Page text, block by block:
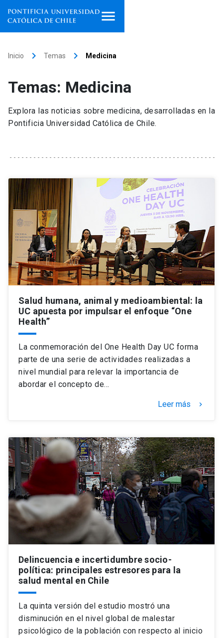
Facultades, escuelas e
institutos
Internacionalización launch
Extensión
Vinculación
Universidad
Información para keyboard_arrow_down
Futuros estudiantes
Estudiantes
Alumni launch
Go to english site launch
ACCESOS DIRECTOS
Admisión
Mi Cuenta UC launch
Correo UC launch
Donaciones launch
Inicio keyboard_arrow_right Temas keyboard_arrow_right Medicina
Temas: Medicina
Explora las noticias sobre medicina, desarrolladas en la
Pontificia Universidad Católica de Chile.
Salud humana, animal y medioambiental: la
UC apuesta por impulsar el enfoque “One
Health”
La conmemoración del One Health Day UC forma
parte de una serie de actividades realizadas a
nivel mundial para relevar la importancia de
abordar el concepto de…
Leer más keyboard_arrow_right
Delincuencia e incertidumbre socio-
política: principales estresores para la
salud mental en Chile
La quinta versión del estudio mostró una
disminución en el nivel global de malestar
psicológico de la población con respecto al inicio